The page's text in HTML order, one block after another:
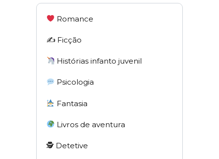
Romance
✍️ Ficção
Histórias infanto juvenil
Psicologia
Fantasia
Livros de aventura
🕵 Detetive